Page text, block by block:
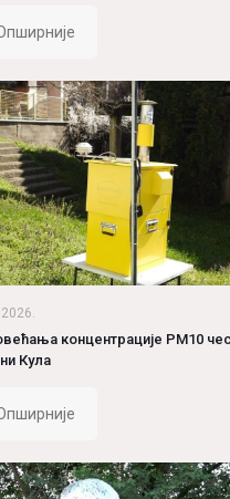
концентрације PM10
Кула